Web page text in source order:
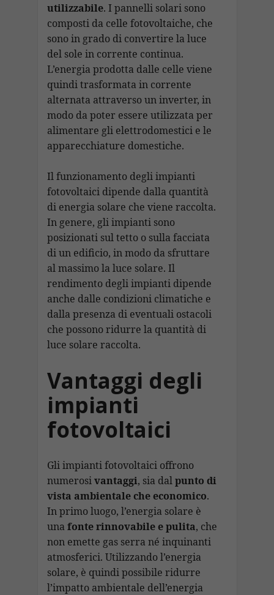
utilizzabile. I pannelli solari sono
composti da celle fotovoltaiche, che
sono in grado di convertire la luce
del sole in corrente continua.
L’energia prodotta dalle celle viene
quindi trasformata in corrente
alternata attraverso un inverter, in
modo da poter essere utilizzata per
alimentare gli elettrodomestici e le
apparecchiature domestiche.
Il funzionamento degli impianti
fotovoltaici dipende dalla quantità
di energia solare che viene raccolta.
In genere, gli impianti sono
posizionati sul tetto o sulla facciata
di un edificio, in modo da sfruttare
al massimo la luce solare. Il
rendimento degli impianti dipende
anche dalle condizioni climatiche e
dalla presenza di eventuali ostacoli
che possono ridurre la quantità di
luce solare raccolta.
Vantaggi degli
impianti
fotovoltaici
Gli impianti fotovoltaici offrono
numerosivantaggi, sia dalpunto di
vista ambientale che economico.
In primo luogo, l’energia solare è
unafonte rinnovabile e pulita, che
non emette gas serra né inquinanti
atmosferici. Utilizzando l’energia
solare, è quindi possibile ridurre
l’impatto ambientale dell’energia